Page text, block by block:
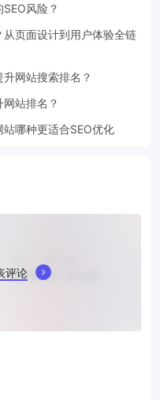
风险？
页面设计到用户体验全链
网站搜索排名？
站排名？
哪种更适合SEO优化
评论